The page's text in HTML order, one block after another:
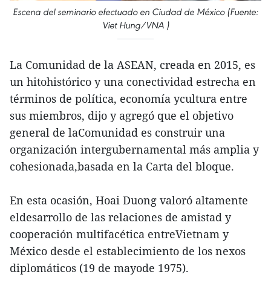
Escena del seminario efectuado en Ciudad de México (Fuente:
Viet Hung/VNA )
La Comunidad de la ASEAN, creada en 2015, es
un hitohistórico y una conectividad estrecha en
términos de política, economía ycultura entre
sus miembros, dijo y agregó que el objetivo
general de laComunidad es construir una
organización intergubernamental más amplia y
cohesionada,basada en la Carta del bloque.
En esta ocasión, Hoai Duong valoró altamente
eldesarrollo de las relaciones de amistad y
cooperación multifacética entreVietnam y
México desde el establecimiento de los nexos
diplomáticos (19 de mayode 1975).